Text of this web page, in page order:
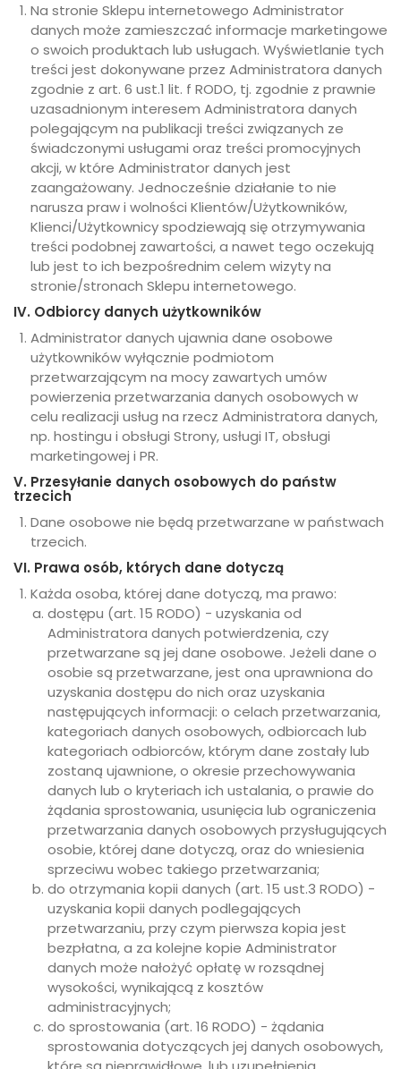
Na stronie Sklepu internetowego Administrator
danych może zamieszczać informacje marketingowe
o swoich produktach lub usługach. Wyświetlanie tych
treści jest dokonywane przez Administratora danych
zgodnie z art. 6 ust.1 lit. f RODO, tj. zgodnie z prawnie
uzasadnionym interesem Administratora danych
polegającym na publikacji treści związanych ze
świadczonymi usługami oraz treści promocyjnych
akcji, w które Administrator danych jest
zaangażowany. Jednocześnie działanie to nie
narusza praw i wolności Klientów/Użytkowników,
Klienci/Użytkownicy spodziewają się otrzymywania
treści podobnej zawartości, a nawet tego oczekują
lub jest to ich bezpośrednim celem wizyty na
stronie/stronach Sklepu internetowego.
IV. Odbiorcy danych użytkowników
Administrator danych ujawnia dane osobowe
użytkowników wyłącznie podmiotom
przetwarzającym na mocy zawartych umów
powierzenia przetwarzania danych osobowych w
celu realizacji usług na rzecz Administratora danych,
np. hostingu i obsługi Strony, usługi IT, obsługi
marketingowej i PR.
V. Przesyłanie danych osobowych do państw
trzecich
Dane osobowe nie będą przetwarzane w państwach
trzecich.
VI. Prawa osób, których dane dotyczą
Każda osoba, której dane dotyczą, ma prawo:
dostępu (art. 15 RODO) - uzyskania od
Administratora danych potwierdzenia, czy
przetwarzane są jej dane osobowe. Jeżeli dane o
osobie są przetwarzane, jest ona uprawniona do
uzyskania dostępu do nich oraz uzyskania
następujących informacji: o celach przetwarzania,
kategoriach danych osobowych, odbiorcach lub
kategoriach odbiorców, którym dane zostały lub
zostaną ujawnione, o okresie przechowywania
danych lub o kryteriach ich ustalania, o prawie do
żądania sprostowania, usunięcia lub ograniczenia
przetwarzania danych osobowych przysługujących
osobie, której dane dotyczą, oraz do wniesienia
sprzeciwu wobec takiego przetwarzania;
do otrzymania kopii danych (art. 15 ust.3 RODO) -
uzyskania kopii danych podlegających
przetwarzaniu, przy czym pierwsza kopia jest
bezpłatna, a za kolejne kopie Administrator
danych może nałożyć opłatę w rozsądnej
wysokości, wynikającą z kosztów
administracyjnych;
do sprostowania (art. 16 RODO) - żądania
sprostowania dotyczących jej danych osobowych,